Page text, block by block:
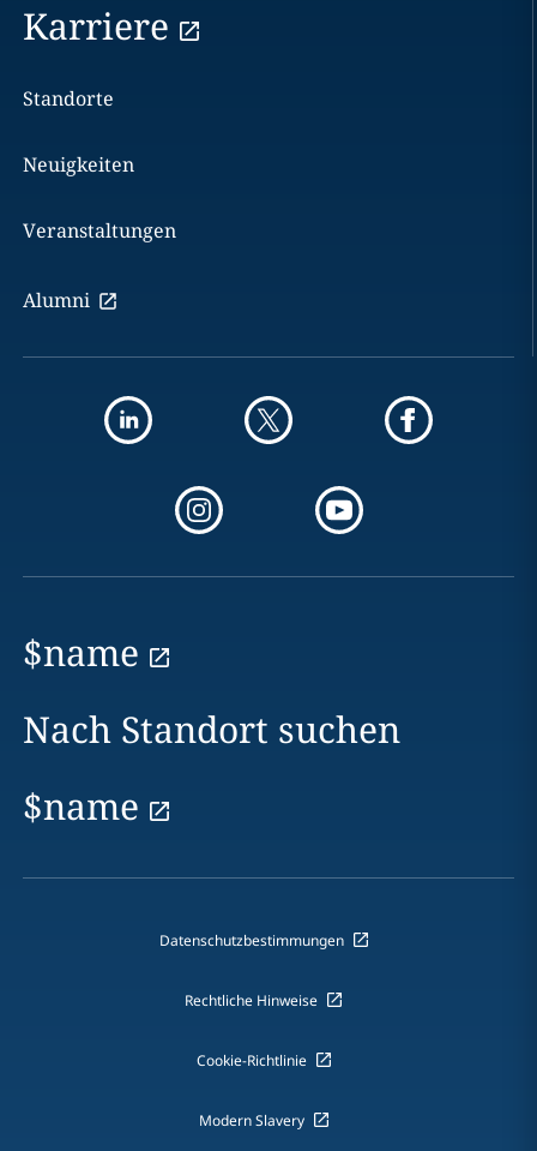
Karriere
Standorte
Neuigkeiten
Veranstaltungen
Alumni
$name
Nach Standort suchen
$name
Datenschutzbestimmungen
Rechtliche Hinweise
Cookie-Richtlinie
Modern Slavery